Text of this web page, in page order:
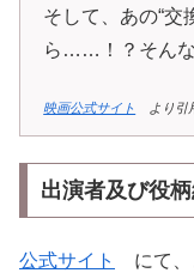
そして、あの“交
ら……！？そんな
映画公式サイト より引
出演者及び役
公式サイト にて、